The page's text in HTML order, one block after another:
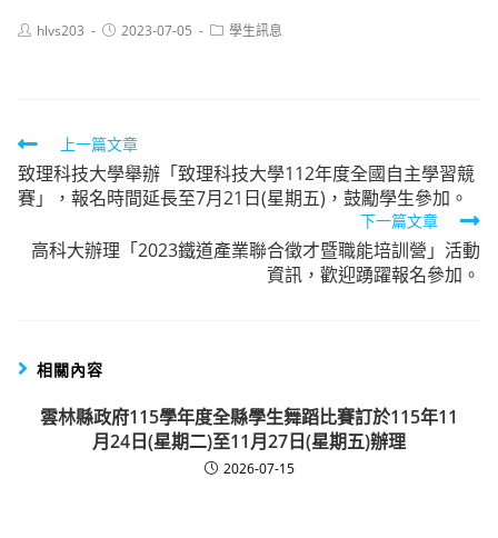
Posthlvs203
Post2023-07-05
Post學生訊息
Read
more
articles
上一篇文章
致理科技大學舉辦「致理科技大學112年度全國自主學習競
賽」，報名時間延長至7月21日(星期五)，鼓勵學生參加。
下一篇文章
高科大辦理「2023鐵道產業聯合徵才暨職能培訓營」活動
資訊，歡迎踴躍報名參加。
相關內容
雲林縣政府115學年度全縣學生舞蹈比賽訂於115年11
月24日(星期二)至11月27日(星期五)辦理
2026-07-15